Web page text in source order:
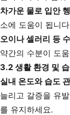
차가운 물로 입안
소에 도움이 됩니
오이나 셀러리 등
약간의 수분이 도
3.2 생활 환경 및
실내 온도와 습도
늘리고 갈증을 유
를 유지하세요.